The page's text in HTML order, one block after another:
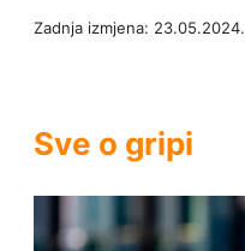
Zadnja izmjena: 23.05.2024.
Sve o gripi